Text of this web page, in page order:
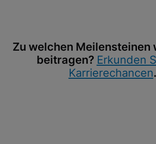
Zu welchen Meilensteinen
beitragen? Erkunden
Karrierechancen.